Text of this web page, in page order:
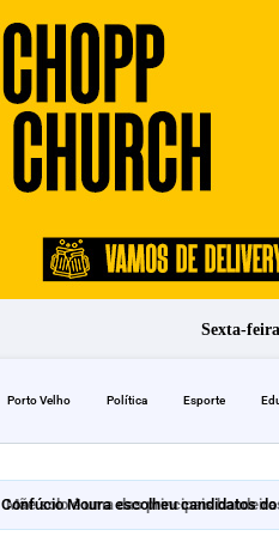
Sexta-
Porto Velho Política Esporte
Confúcio Moura escolheu candidatos